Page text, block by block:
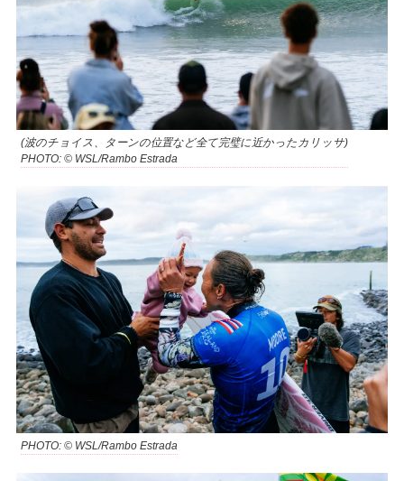
(波のチョイス、ターンの位置など全て完璧に近かったカリッサ)
PHOTO: © WSL/Rambo Estrada
PHOTO: © WSL/Rambo Estrada